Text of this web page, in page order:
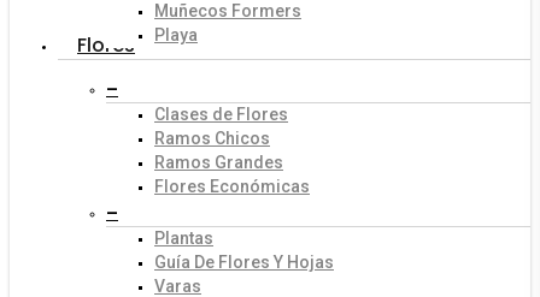
Muñecos Formers
Playa
Flores
–
Clases de Flores
Ramos Chicos
Ramos Grandes
Flores Económicas
–
Plantas
Guía De Flores Y Hojas
Varas